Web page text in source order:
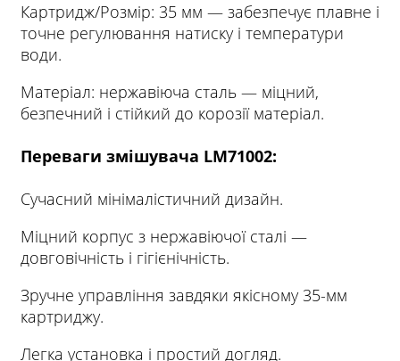
Картридж/Розмір: 35 мм — забезпечує плавне і
точне регулювання натиску і температури
води.
Матеріал: нержавіюча сталь — міцний,
безпечний і стійкий до корозії матеріал.
Переваги змішувача LM71002:
Сучасний мінімалістичний дизайн.
Міцний корпус з нержавіючої сталі —
довговічність і гігієнічність.
Зручне управління завдяки якісному 35-мм
картриджу.
Легка установка і простий догляд.